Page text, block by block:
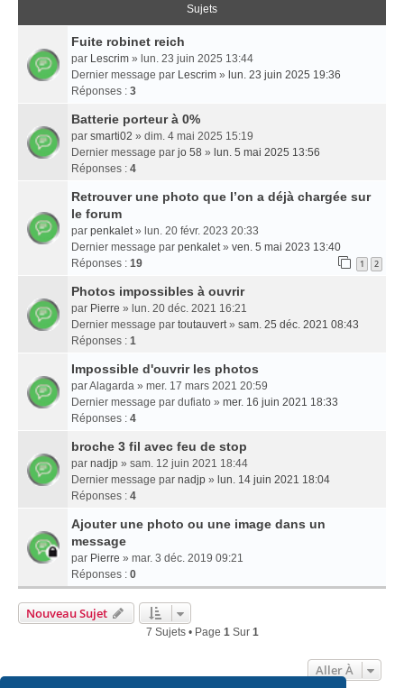
Sujets
Fuite robinet reich
par Lescrim » lun. 23 juin 2025 13:44
Dernier message par Lescrim » lun. 23 juin 2025 19:36
Réponses : 3
Batterie porteur à 0%
par smarti02 » dim. 4 mai 2025 15:19
Dernier message par jo 58 » lun. 5 mai 2025 13:56
Réponses : 4
Retrouver une photo que l’on a déjà chargée sur
le forum
par penkalet» lun. 20 févr. 2023 20:33
Dernier message par penkalet» ven. 5 mai 2023 13:40
Réponses : 19 1 2
Photos impossibles à ouvrir
par Pierre » lun. 20 déc. 2021 16:21
Dernier message par toutauvert» sam. 25 déc. 2021 08:43
Réponses : 1
Impossible d'ouvrir les photos
parAlagarda » mer. 17 mars 2021 20:59
Dernier message par dufiato » mer. 16 juin 2021 18:33
Réponses : 4
broche 3 fil avec feu de stop
par nadjp » sam. 12 juin 2021 18:44
Dernier message par nadjp » lun. 14 juin 2021 18:04
Réponses : 4
Ajouter une photo ou une image dans un
message
par Pierre » mar. 3 déc. 2019 09:21
Réponses : 0
Nouveau Sujet
7 Sujets • Page 1Sur 1
Aller À